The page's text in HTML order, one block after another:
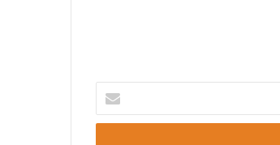
Posta
adresinizi